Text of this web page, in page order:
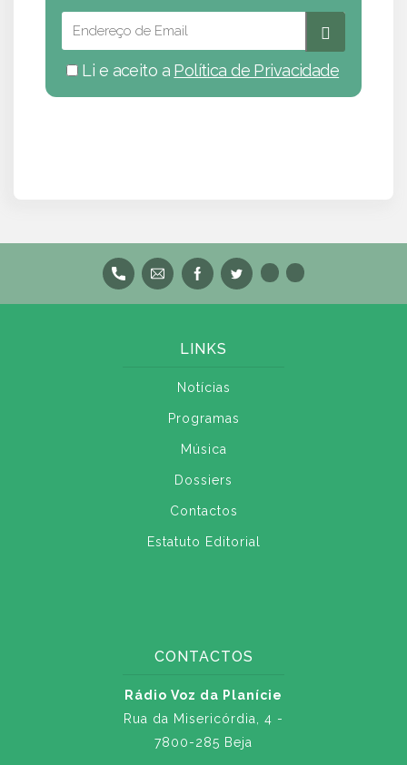
Li e aceito a Política de Privacidade
LINKS
Notícias
Programas
Música
Dossiers
Contactos
Estatuto Editorial
CONTACTOS
Rádio Voz da Planície
Rua da Misericórdia, 4 -
7800-285 Beja